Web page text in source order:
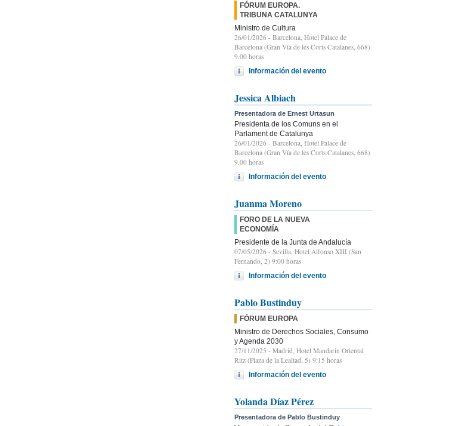
FÓRUM EUROPA.
TRIBUNA CATALUNYA
Ministro de Cultura
26/01/2026 - Barcelona, Hotel Palace de
Barcelona (Gran Vía de les Corts Catalanes, 668)
9.00 horas
Información del evento
Jessica Albiach
Presentadora de Ernest Urtasun
Presidenta de los Comuns en el
Parlament de Catalunya
26/01/2026 - Barcelona, Hotel Palace de
Barcelona (Gran Vía de les Corts Catalanes, 668)
9.00 horas
Información del evento
Juanma Moreno
FORO DE LA NUEVA
ECONOMÍA
Presidente de la Junta de Andalucía
07/05/2026 - Sevilla, Hotel Alfonso XIII (San
Fernando, 2) 9:00 horas
Información del evento
Pablo Bustinduy
FÓRUM EUROPA
Ministro de Derechos Sociales, Consumo
y Agenda 2030
27/11/2025 - Madrid, Hotel Mandarin Oriental
Ritz (Plaza de la Lealtad, 5) 9:15 horas
Información del evento
Yolanda Díaz Pérez
Presentadora de Pablo Bustinduy